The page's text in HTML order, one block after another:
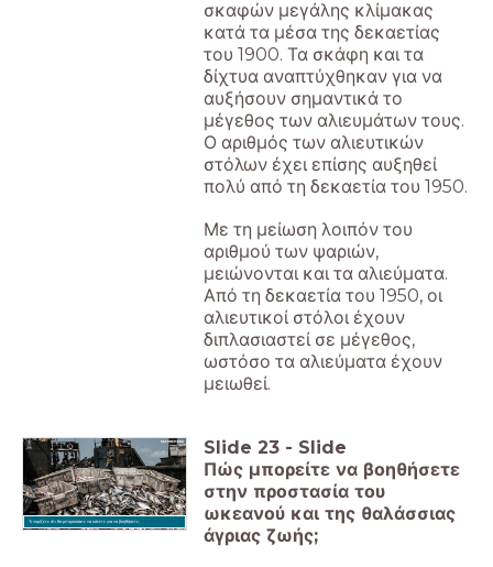
σκαφών μεγάλης κλίμακας
κατά τα μέσα της δεκαετίας
του 1900. Τα σκάφη και τα
δίχτυα αναπτύχθηκαν για να
αυξήσουν σημαντικά το
μέγεθος των αλιευμάτων τους.
Ο αριθμός των αλιευτικών
στόλων έχει επίσης αυξηθεί
πολύ από τη δεκαετία του 1950.
Με τη μείωση λοιπόν του
αριθμού των ψαριών,
μειώνονται και τα αλιεύματα.
Από τη δεκαετία του 1950, οι
αλιευτικοί στόλοι έχουν
διπλασιαστεί σε μέγεθος,
ωστόσο τα αλιεύματα έχουν
μειωθεί.
Τι νομίζετε ότι θα μπορούσατε να κάνετε για να βοηθήσετε;
Slide 23 - Slide
Πώς μπορείτε να βοηθήσετε
στην προστασία του
ωκεανού και της θαλάσσιας
άγριας ζωής;